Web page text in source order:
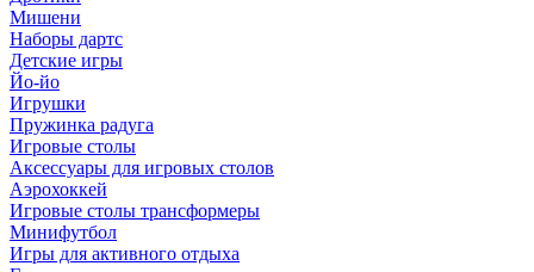
Мишени
Наборы дартс
Детские игры
Йо-йо
Игрушки
Пружинка радуга
Игровые столы
Аксессуары для игровых столов
Аэрохоккей
Игровые столы трансформеры
Минифутбол
Игры для активного отдыха